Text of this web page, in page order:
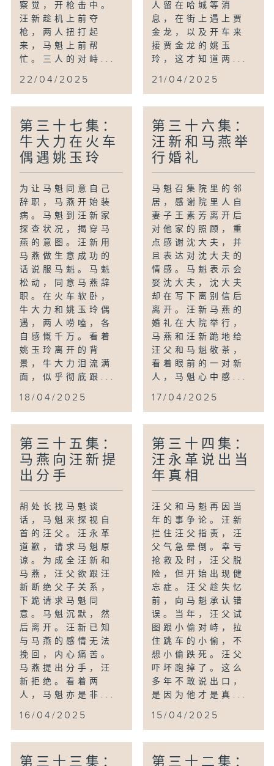
察觉，开枪击中。
汪新趁机上前夺
枪，两人扭打起
来，马魁上前帮
忙。三人的对峙...
22/04/2025
人留在哈城等消
息，在街上遇上贾
金龙，以及开车来
接贾金龙的姚玉
玲，这才知道两...
21/04/2025
第三十七集：
牛大力在火车
偶遇姚玉玲
为让马魁同意自己
辞职，马燕开始装
病。马魁到汪新家
探查状况，揭穿马
燕的意图。汪新用
马燕做生意成功的
话说服马魁。马魁
松动，同意马燕辞
职。在火车软卧，
牛大力和姚玉玲偶
遇，两人唠嗑，各
自感慨千万。看着
姚玉玲离开的背
景，牛大力泪流满
面，似乎彻底跟...
18/04/2025
第三十六集：
汪新和马燕举
行婚礼
马魁召集院里的邻
居，感谢院里人自
妻子王素芳离开后
对他家的照顾，重
点感谢沈大夫，并
且表达对沈大夫的
情感。马魁表示会
娶沈大夫，沈大夫
却在写下离别信后
离开。汪新马燕的
婚礼在大院举行，
马燕和汪新跪地给
汪父和马魁敬茶，
看着眼前的一对新
人，马魁心中感...
17/04/2025
第三十五集：
马燕向汪新提
出分手
胡处长找马魁谈
话，马魁来探视自
首的汪父。汪永革
道歉，请求马魁原
谅。为成全汪新和
马燕，汪父欲跟汪
新断绝父子关系，
下跪请求马魁同
意。马魁沉默，然
后离开。汪新已知
与马燕的感情无法
挽回，内心痛苦。
马燕提出分手，汪
新拒绝。看着两
人，马魁亦是非...
16/04/2025
第三十四集：
汪永革说出当
年真相
汪父和马魁再因当
年的事争论。汪新
拦住汪父指责，汪
父气急晕倒。幸亏
抢救及时，汪父脱
险，但开始出现健
忘症。汪父趁失忆
前，向马魁承认错
误。当年，汪父试
图跟小偷对峙，拉
住跳车的小偷，不
想小偷跌死。汪父
吓坏跑掉了。这么
多年不敢说出口，
是因为他才是真...
15/04/2025
第三十三集： 第三十二集：